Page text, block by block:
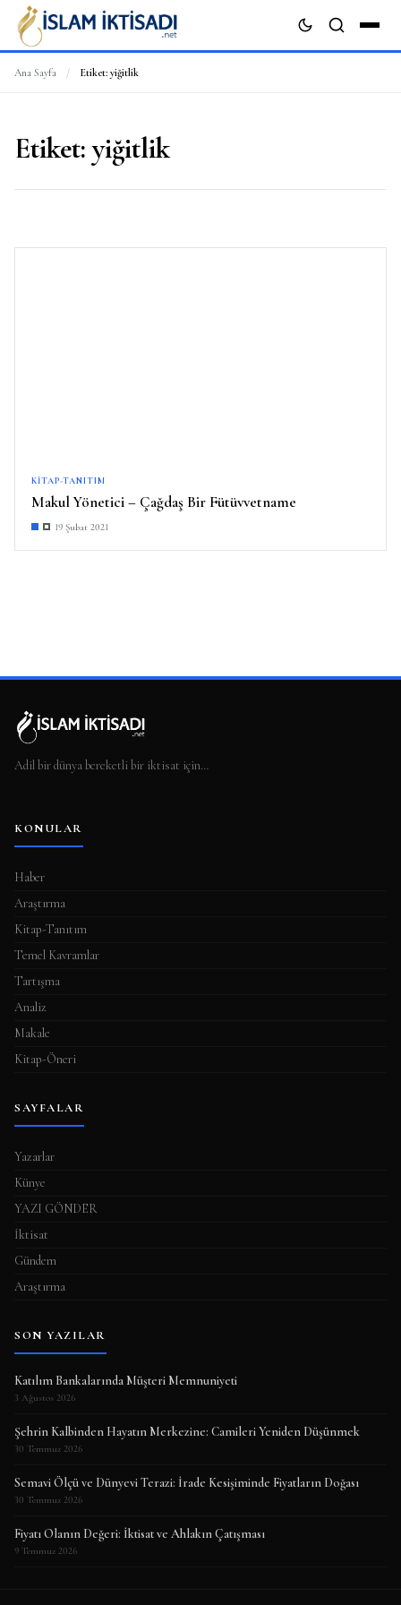
Ana Sayfa / Etiket: yiğitlik
Etiket:yiğitlik
KITAP-TANITIM
Makul Yönetici – Çağdaş Bir Fütüvvetname
19 Şubat 2021
Adil bir dünya bereketli bir iktisat için…
KONULAR
Haber
Araştırma
Kitap-Tanıtım
Temel Kavramlar
Tartışma
Analiz
Makale
Kitap-Öneri
SAYFALAR
Yazarlar
Künye
YAZI GÖNDER
İktisat
Gündem
Araştırma
SON YAZILAR
Katılım Bankalarında Müşteri Memnuniyeti
3 Ağustos 2026
Şehrin Kalbinden Hayatın Merkezine: Camileri Yeniden Düşünmek
30 Temmuz 2026
Semavi Ölçü ve Dünyevi Terazi: İrade Kesişiminde Fiyatların Doğası
30 Temmuz 2026
Fiyatı Olanın Değeri: İktisat ve Ahlakın Çatışması
9 Temmuz 2026